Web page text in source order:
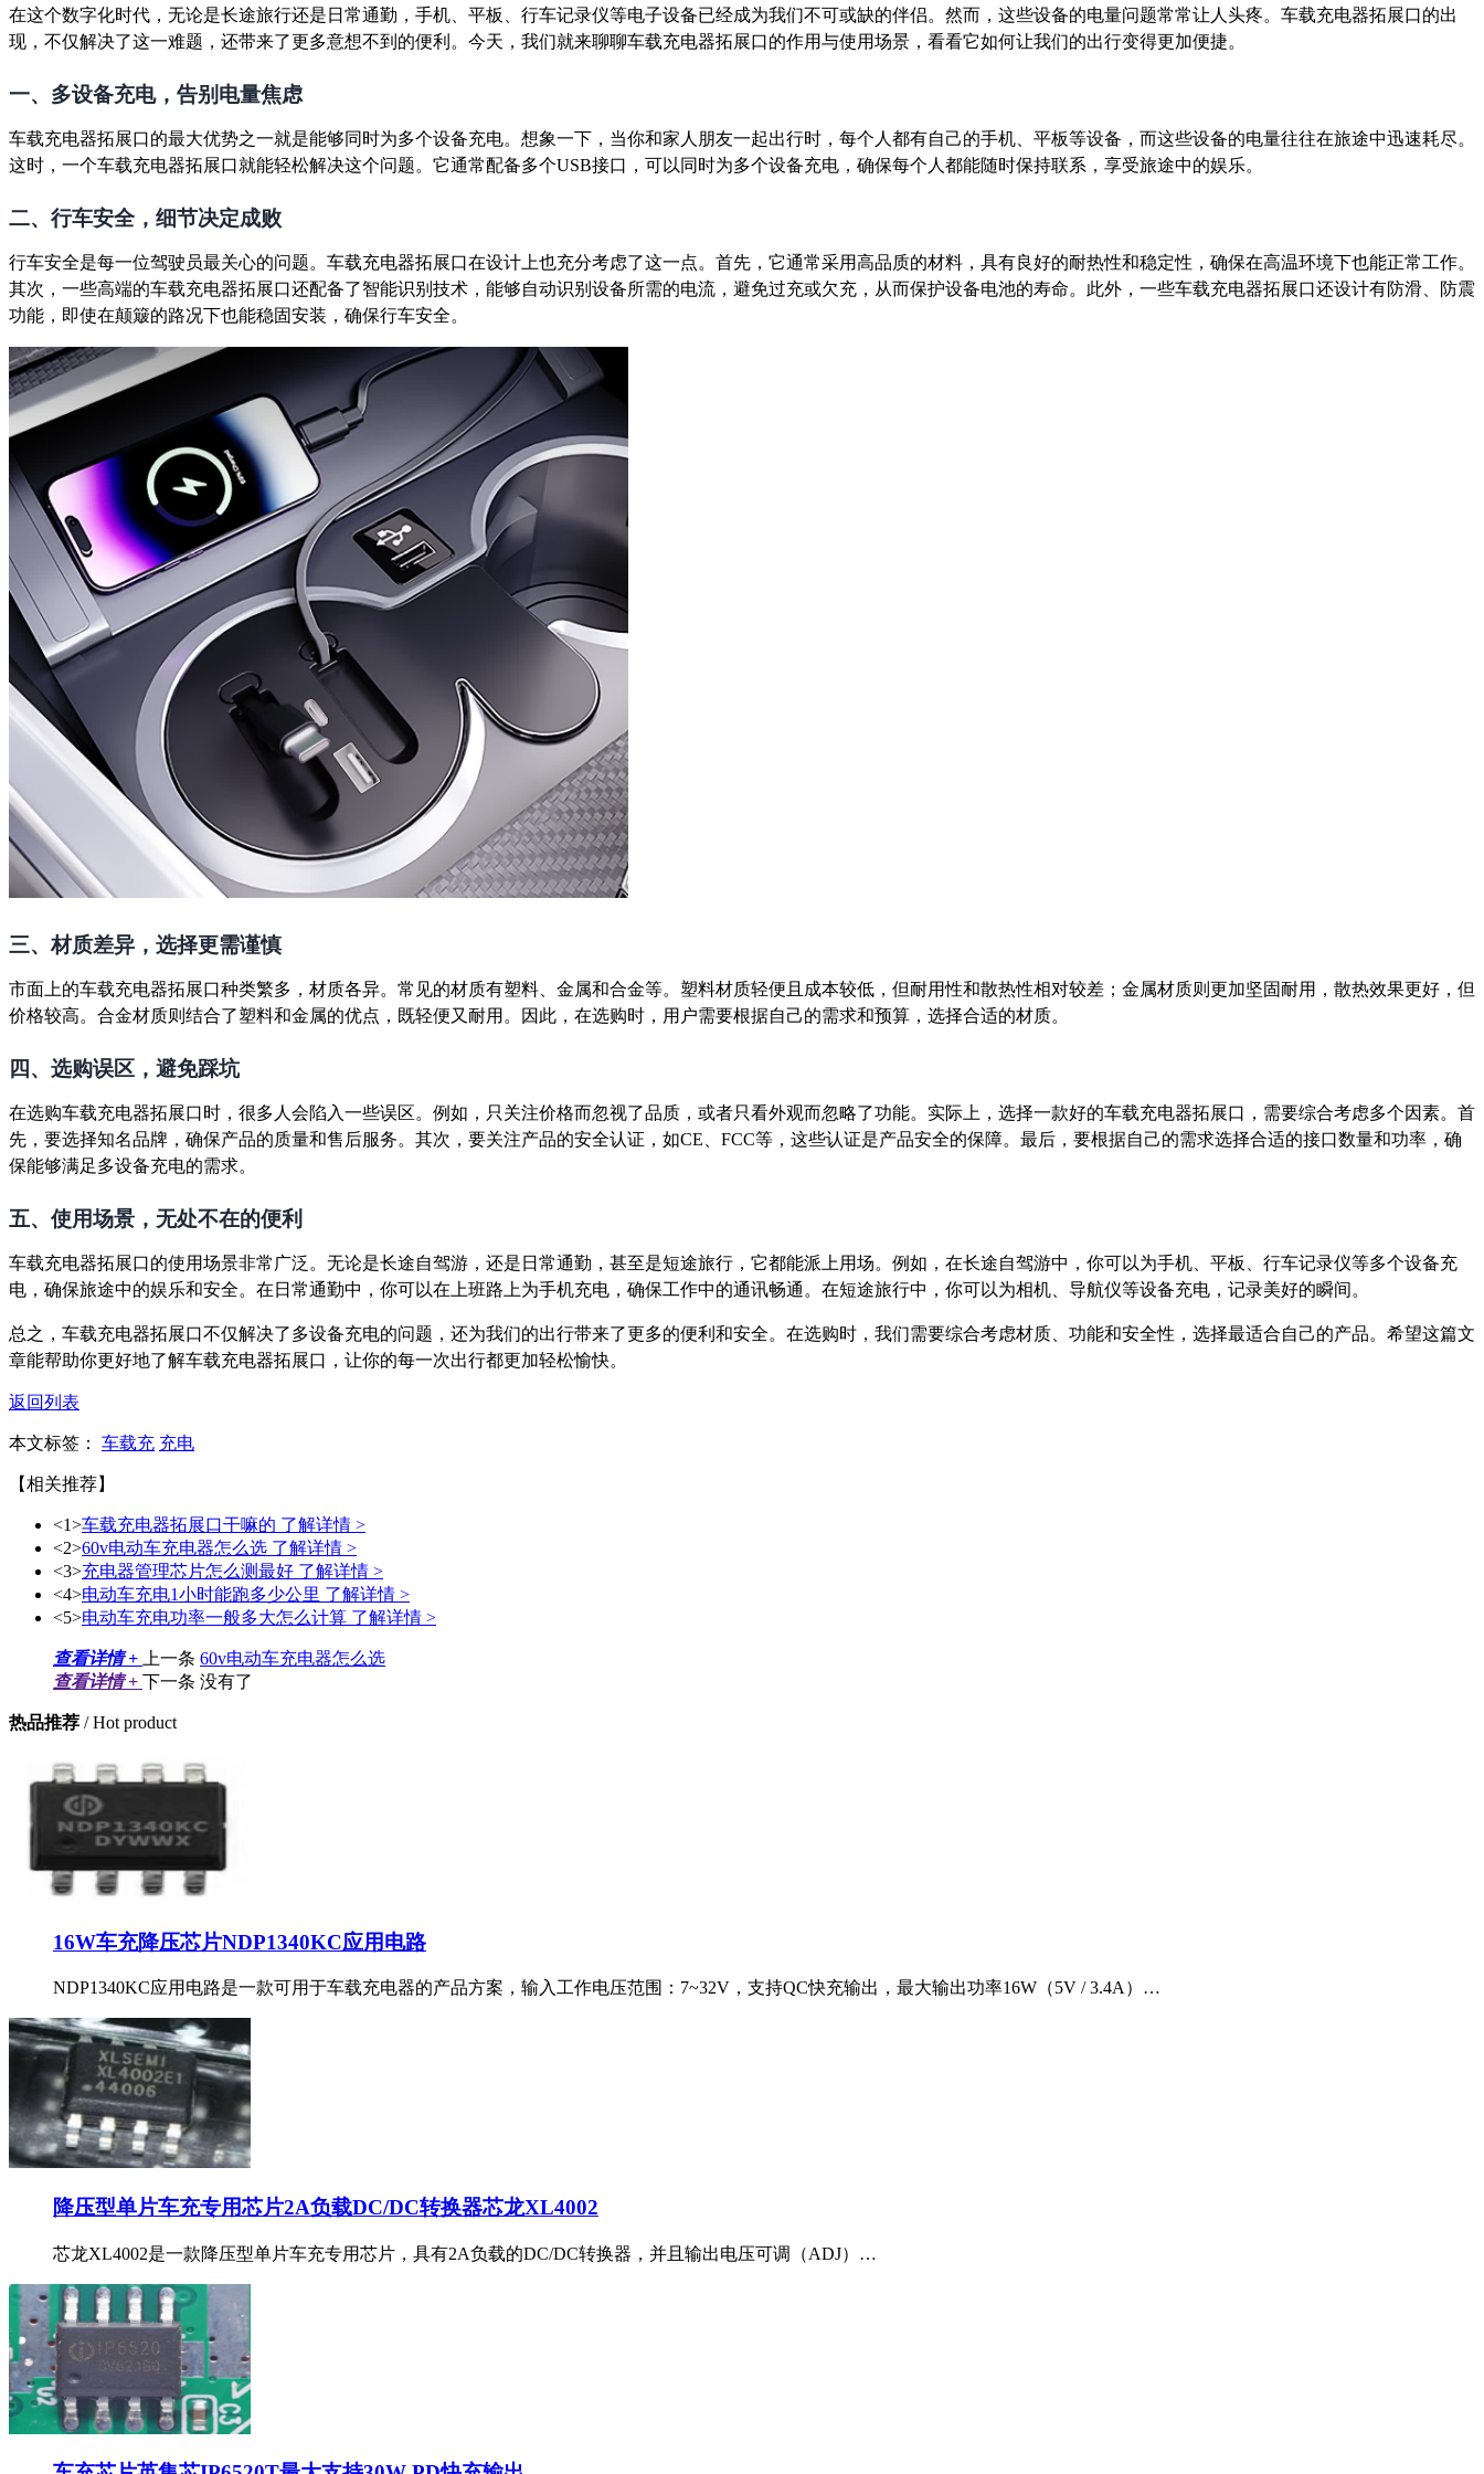
在这个数字化时代，无论是长途旅行还是日常通勤，手机、平板、行车记录仪等电子设备已经成为我们不可或缺的伴侣。然而，这些设备的电量问题常常让人头疼。车载充电器拓展口的出
现，不仅解决了这一难题，还带来了更多意想不到的便利。今天，我们就来聊聊车载充电器拓展口的作用与使用场景，看看它如何让我们的出行变得更加便捷。
一、多设备充电，告别电量焦虑
车载充电器拓展口的最大优势之一就是能够同时为多个设备充电。想象一下，当你和家人朋友一起出行时，每个人都有自己的手机、平板等设备，而这些设备的电量往往在旅途中迅速耗尽。
这时，一个车载充电器拓展口就能轻松解决这个问题。它通常配备多个USB接口，可以同时为多个设备充电，确保每个人都能随时保持联系，享受旅途中的娱乐。
二、行车安全，细节决定成败
行车安全是每一位驾驶员最关心的问题。车载充电器拓展口在设计上也充分考虑了这一点。首先，它通常采用高品质的材料，具有良好的耐热性和稳定性，确保在高温环境下也能正常工作。
其次，一些高端的车载充电器拓展口还配备了智能识别技术，能够自动识别设备所需的电流，避免过充或欠充，从而保护设备电池的寿命。此外，一些车载充电器拓展口还设计有防滑、防震
功能，即使在颠簸的路况下也能稳固安装，确保行车安全。
三、材质差异，选择更需谨慎
市面上的车载充电器拓展口种类繁多，材质各异。常见的材质有塑料、金属和合金等。塑料材质轻便且成本较低，但耐用性和散热性相对较差；金属材质则更加坚固耐用，散热效果更好，但
价格较高。合金材质则结合了塑料和金属的优点，既轻便又耐用。因此，在选购时，用户需要根据自己的需求和预算，选择合适的材质。
四、选购误区，避免踩坑
在选购车载充电器拓展口时，很多人会陷入一些误区。例如，只关注价格而忽视了品质，或者只看外观而忽略了功能。实际上，选择一款好的车载充电器拓展口，需要综合考虑多个因素。首
先，要选择知名品牌，确保产品的质量和售后服务。其次，要关注产品的安全认证，如CE、FCC等，这些认证是产品安全的保障。最后，要根据自己的需求选择合适的接口数量和功率，确
保能够满足多设备充电的需求。
五、使用场景，无处不在的便利
车载充电器拓展口的使用场景非常广泛。无论是长途自驾游，还是日常通勤，甚至是短途旅行，它都能派上用场。例如，在长途自驾游中，你可以为手机、平板、行车记录仪等多个设备充
电，确保旅途中的娱乐和安全。在日常通勤中，你可以在上班路上为手机充电，确保工作中的通讯畅通。在短途旅行中，你可以为相机、导航仪等设备充电，记录美好的瞬间。
总之，车载充电器拓展口不仅解决了多设备充电的问题，还为我们的出行带来了更多的便利和安全。在选购时，我们需要综合考虑材质、功能和安全性，选择最适合自己的产品。希望这篇文
章能帮助你更好地了解车载充电器拓展口，让你的每一次出行都更加轻松愉快。
返回列表
本文标签： 车载充 充电
【相关推荐】
<1>车载充电器拓展口干嘛的 了解详情 >
<2>60v电动车充电器怎么选 了解详情 >
<3>充电器管理芯片怎么测最好 了解详情 >
<4>电动车充电1小时能跑多少公里 了解详情 >
<5>电动车充电功率一般多大怎么计算 了解详情 >
查看详情 + 上一条 60v电动车充电器怎么选
查看详情 + 下一条 没有了
热品推荐 / Hot product
16W车充降压芯片NDP1340KC应用电路
NDP1340KC应用电路是一款可用于车载充电器的产品方案，输入工作电压范围：7~32V，支持QC快充输出，最大输出功率16W（5V / 3.4A）…
降压型单片车充专用芯片2A负载DC/DC转换器芯龙XL4002
芯龙XL4002是一款降压型单片车充专用芯片，具有2A负载的DC/DC转换器，并且输出电压可调（ADJ）…